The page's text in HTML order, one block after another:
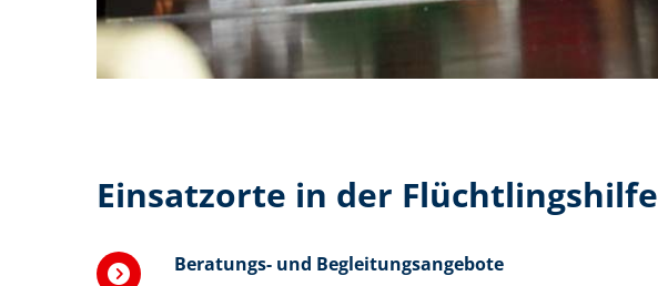
Einsatzorte in der Flüchtlingshilfe
Beratungs- und Begleitungsangebote